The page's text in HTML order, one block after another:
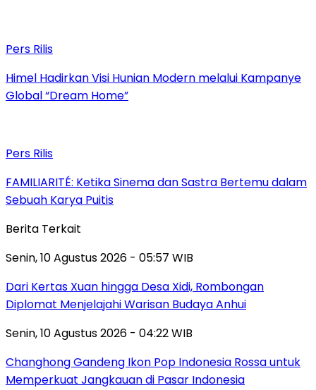
Pers Rilis
Himel Hadirkan Visi Hunian Modern melalui Kampanye
Global “Dream Home”
Pers Rilis
FAMILIARITÉ: Ketika Sinema dan Sastra Bertemu dalam
Sebuah Karya Puitis
Berita Terkait
Senin, 10 Agustus 2026 - 05:57 WIB
Dari Kertas Xuan hingga Desa Xidi, Rombongan
Diplomat Menjelajahi Warisan Budaya Anhui
Senin, 10 Agustus 2026 - 04:22 WIB
Changhong Gandeng Ikon Pop Indonesia Rossa untuk
Memperkuat Jangkauan di Pasar Indonesia